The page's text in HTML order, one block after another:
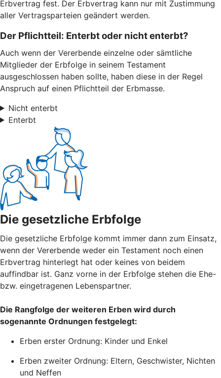
Erbvertrag fest. Der Erbvertrag kann nur mit Zustimmung
aller Vertragsparteien geändert werden.
Der Pflichtteil: Enterbt oder nicht enterbt?
Auch wenn der Vererbende einzelne oder sämtliche
Mitglieder der Erbfolge in seinem Testament
ausgeschlossen haben sollte, haben diese in der Regel
Anspruch auf einen Pflichtteil der Erbmasse.
Nicht enterbt
Enterbt
Die gesetzliche Erbfolge
Die gesetzliche Erbfolge kommt immer dann zum Einsatz,
wenn der Vererbende weder ein Testament noch einen
Erbvertrag hinterlegt hat oder keines von beidem
auffindbar ist. Ganz vorne in der Erbfolge stehen die Ehe-
bzw. eingetragenen Lebenspartner.
Die Rangfolge der weiteren Erben wird durch
sogenannte Ordnungen festgelegt:
Erben erster Ordnung: Kinder und Enkel
Erben zweiter Ordnung: Eltern, Geschwister, Nichten
und Neffen